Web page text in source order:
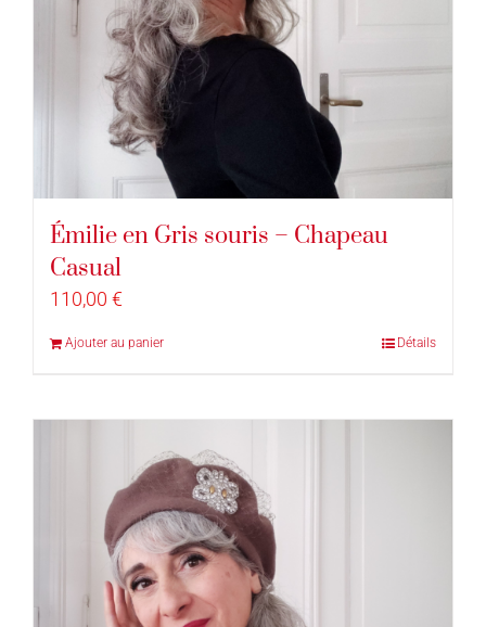
Émilie en Gris souris – Chapeau
Casual
110,00 €
Ajouter au panier Détails